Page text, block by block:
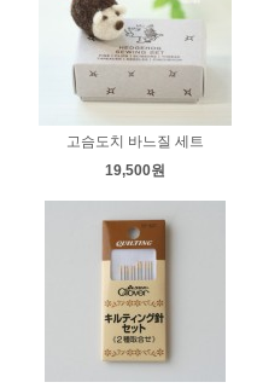
고슴도치 바느질 세트
19,500원